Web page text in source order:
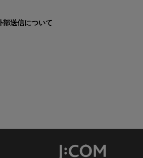
部送信について